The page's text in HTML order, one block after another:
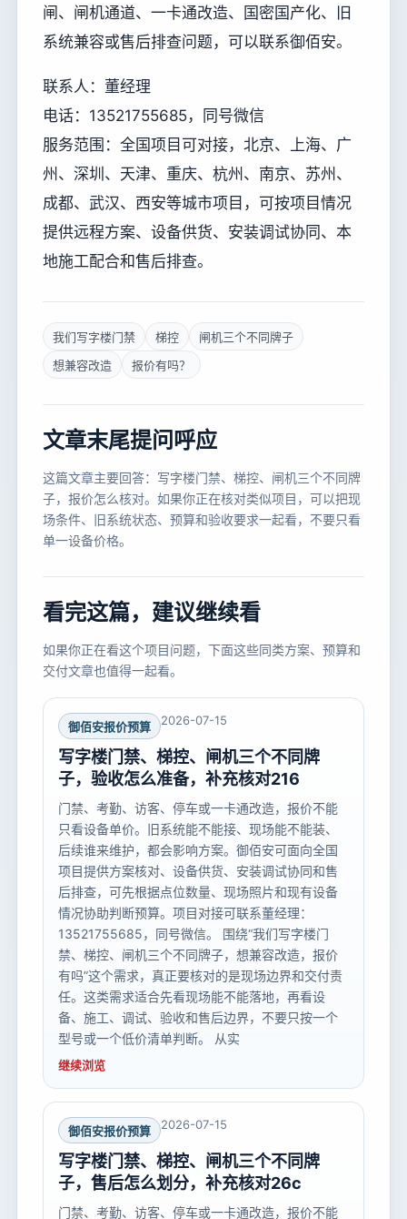
闸、闸机通道、一卡通改造、国密国产化、旧
系统兼容或售后排查问题，可以联系御佰安。
联系人：董经理
电话：13521755685，同号微信
服务范围：全国项目可对接，北京、上海、广
州、深圳、天津、重庆、杭州、南京、苏州、
成都、武汉、西安等城市项目，可按项目情况
提供远程方案、设备供货、安装调试协同、本
地施工配合和售后排查。
我们写字楼门禁 梯控
闸机三个不同牌子
想兼容改造
报价有吗？
文章末尾提问呼应
这篇文章主要回答：写字楼门禁、梯控、闸机三个不同牌
子，报价怎么核对。如果你正在核对类似项目，可以把现
场条件、旧系统状态、预算和验收要求一起看，不要只看
单一设备价格。
看完这篇，建议继续看
如果你正在看这个项目问题，下面这些同类方案、预算和
交付文章也值得一起看。
御佰安报价预算 2026-07-15
写字楼门禁、梯控、闸机三个不同牌
子，验收怎么准备，补充核对216
门禁、考勤、访客、停车或一卡通改造，报价不能
只看设备单价。旧系统能不能接、现场能不能装、
后续谁来维护，都会影响方案。御佰安可面向全国
项目提供方案核对、设备供货、安装调试协同和售
后排查，可先根据点位数量、现场照片和现有设备
情况协助判断预算。项目对接可联系董经理：
13521755685，同号微信。 围绕“我们写字楼门
禁、梯控、闸机三个不同牌子，想兼容改造，报价
有吗”这个需求，真正要核对的是现场边界和交付责
任。这类需求适合先看现场能不能落地，再看设
备、施工、调试、验收和售后边界，不要只按一个
型号或一个低价清单判断。 从实
继续浏览
御佰安报价预算 2026-07-15
写字楼门禁、梯控、闸机三个不同牌
子，售后怎么划分，补充核对26c
门禁、考勤、访客、停车或一卡通改造，报价不能